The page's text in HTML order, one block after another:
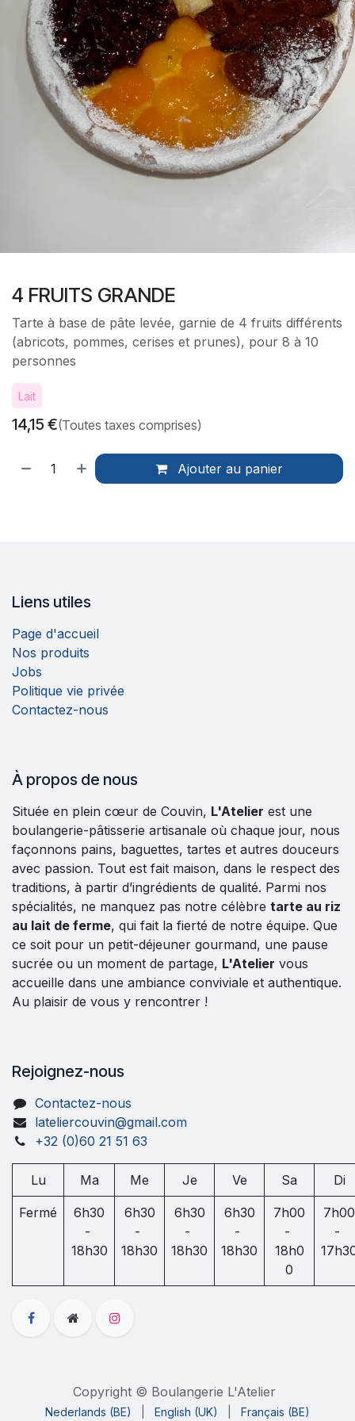
4 FRUITS GRANDE
Tarte à base de pâte levée, garnie de 4 fruits différents
(abricots, pommes, cerises et prunes), pour 8 à 10
personnes
Lait
14,15 €(Toutes taxes comprises)
Ajouter au panier
Liens utiles
Page d'accueil
Nos produits
Jobs
Politique vie privée
Contactez-nous
À propos de nous
Située en plein cœur de Couvin, L'Atelier est une
boulangerie-pâtisserie artisanale où chaque jour, nous
façonnons pains, baguettes, tartes et autres douceurs
avec passion. Tout est fait maison, dans le respect des
traditions, à partir d’ingrédients de qualité. Parmi nos
spécialités, ne manquez pas notre célèbre tarte au riz
au lait de ferme, qui fait la fierté de notre équipe. Que
ce soit pour un petit-déjeuner gourmand, une pause
sucrée ou un moment de partage, L'Atelier vous
accueille dans une ambiance conviviale et authentique.
Au plaisir de vous y rencontrer !
Rejoignez-nous
Contactez-nous
lateliercouvin@gmail.com
+32 (0)60 21 51 63
Lu Ma Me Je Ve Sa Di
Fermé
6h30
-
18h30
6h30
-
18h30
6h30
-
18h30
6h30
-
18h30
7h00
-
18h0
0
7h00
-
Copyright © Boulangerie L'Atelier
Nederlands (BE) English (UK) Français (BE)